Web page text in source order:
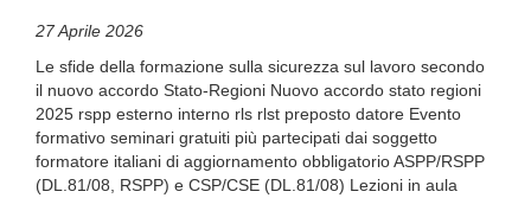
27 Aprile 2026
Le sfide della formazione sulla sicurezza sul lavoro secondo
il nuovo accordo Stato-Regioni Nuovo accordo stato regioni
2025 rspp esterno interno rls rlst preposto datore Evento
formativo seminari gratuiti più partecipati dai soggetto
formatore italiani di aggiornamento obbligatorio ASPP/RSPP
(DL.81/08, RSPP) e CSP/CSE (DL.81/08) Lezioni in aula